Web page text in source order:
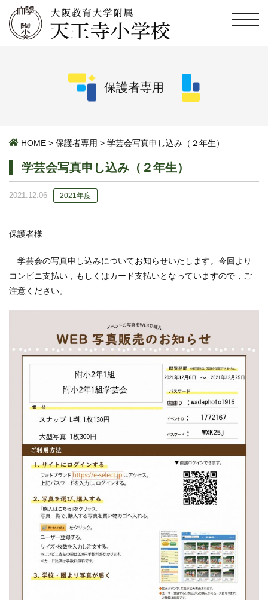
保護者専用
HOME > 保護者専用 > 学芸会写真申し込み（２年生）
学芸会写真申し込み（２年生）
2021.12.06 2021年度
保護者様
学芸会の写真申し込みについてお知らせいたします。今回より
コンビニ支払い，もしくはカード支払いとなっていますので，ご
注意ください。